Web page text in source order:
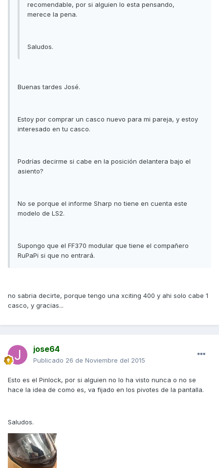
recomendable, por si alguien lo esta pensando,
merece la pena.
Saludos.
Buenas tardes José.
Estoy por comprar un casco nuevo para mi pareja, y estoy
interesado en tu casco.
Podrías decirme si cabe en la posición delantera bajo el
asiento?
No se porque el informe Sharp no tiene en cuenta este
modelo de LS2.
Supongo que el FF370 modular que tiene el compañero
RuPaPi si que no entrará.
no sabria decirte, porque tengo una xciting 400 y ahi solo cabe 1
casco, y gracias...
jose64
Publicado 26 de Noviembre del 2015
Esto es el Pinlock, por si alguien no lo ha visto nunca o no se
hace la idea de como es, va fijado en los pivotes de la pantalla.
Saludos.